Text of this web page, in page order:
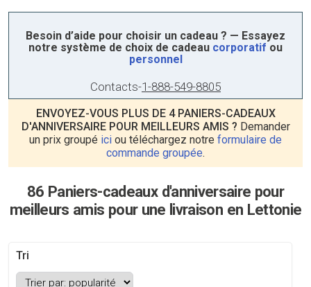
Besoin d’aide pour choisir un cadeau ? — Essayez
notre système de choix de cadeau corporatif ou
personnel
Contacts-1-888-549-8805
ENVOYEZ-VOUS PLUS DE 4 PANIERS-CADEAUX
D'ANNIVERSAIRE POUR MEILLEURS AMIS ? Demander
un prix groupé ici ou téléchargez notre formulaire de
commande groupée.
86 Paniers-cadeaux d'anniversaire pour
meilleurs amis pour une livraison en Lettonie
Tri